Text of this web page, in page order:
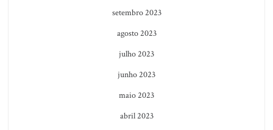
setembro 2023
agosto 2023
julho 2023
junho 2023
maio 2023
abril 2023